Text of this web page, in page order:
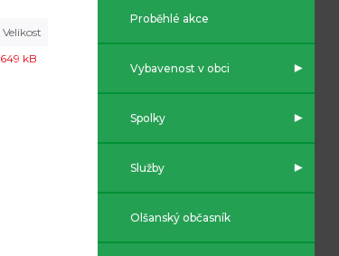
Velikost
649 kB
Proběhlé akce
Vybavenost v obci
Spolky
Služby
Olšanský občasník